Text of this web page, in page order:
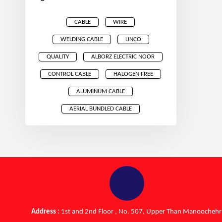
CABLE WIRE
WELDING CABLE LINCO
QUALITY ALBORZ ELECTRIC NOOR
CONTROL CABLE HALOGEN FREE
ALUMINUM CABLE
AERIAL BUNDLED CABLE
Address : 1st and 2nd Floor , No. 507, Upper Than